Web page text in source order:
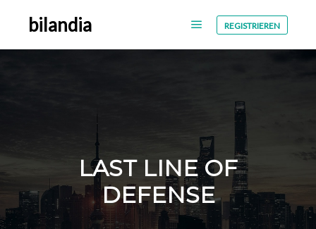
bilandia REGISTRIEREN
LAST LINE OF
DEFENSE